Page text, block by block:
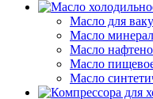
Масло для
Масло
Масло
Масло
Масло